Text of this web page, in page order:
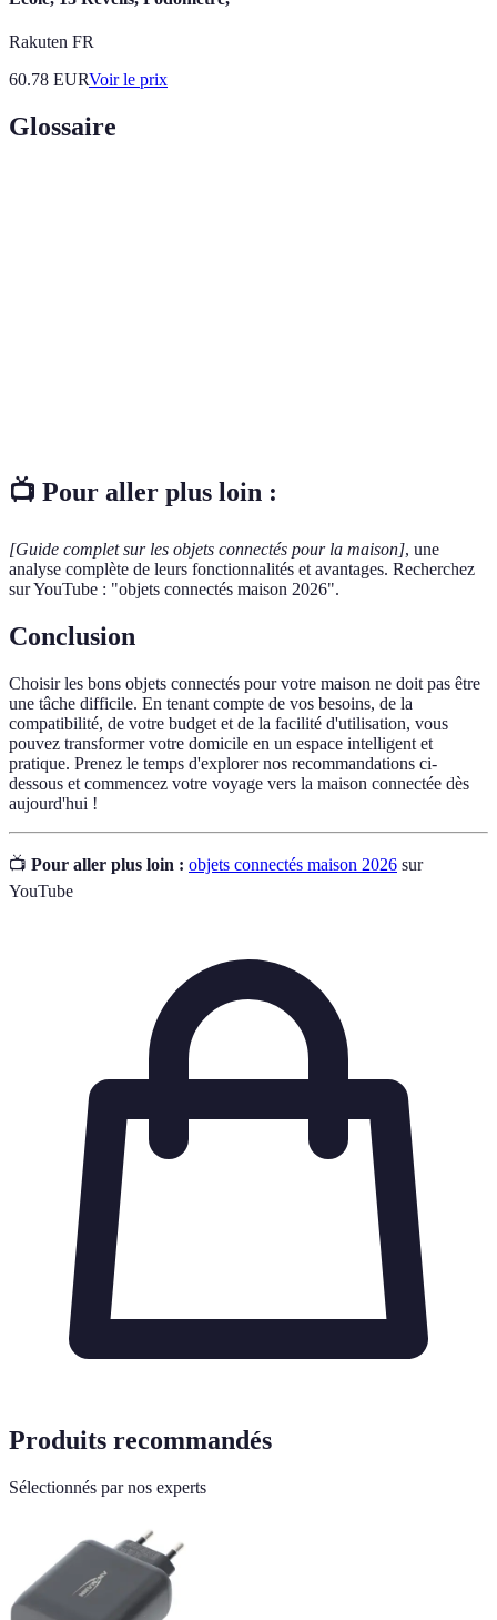
Rakuten FR
60.78 EURVoir le prix
Glossaire
📺 Pour aller plus loin :
[Guide complet sur les objets connectés pour la maison], une
analyse complète de leurs fonctionnalités et avantages. Recherchez
sur YouTube : "objets connectés maison 2026".
Conclusion
Choisir les bons objets connectés pour votre maison ne doit pas être
une tâche difficile. En tenant compte de vos besoins, de la
compatibilité, de votre budget et de la facilité d'utilisation, vous
pouvez transformer votre domicile en un espace intelligent et
pratique. Prenez le temps d'explorer nos recommandations ci-
dessous et commencez votre voyage vers la maison connectée dès
aujourd'hui !
📺 Pour aller plus loin : objets connectés maison 2026 sur
YouTube
Produits recommandés
Sélectionnés par nos experts